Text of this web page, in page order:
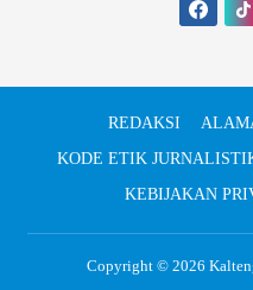
REDAKSI
KODE ETIK
KEBIJAKAN
Copyright © 2026